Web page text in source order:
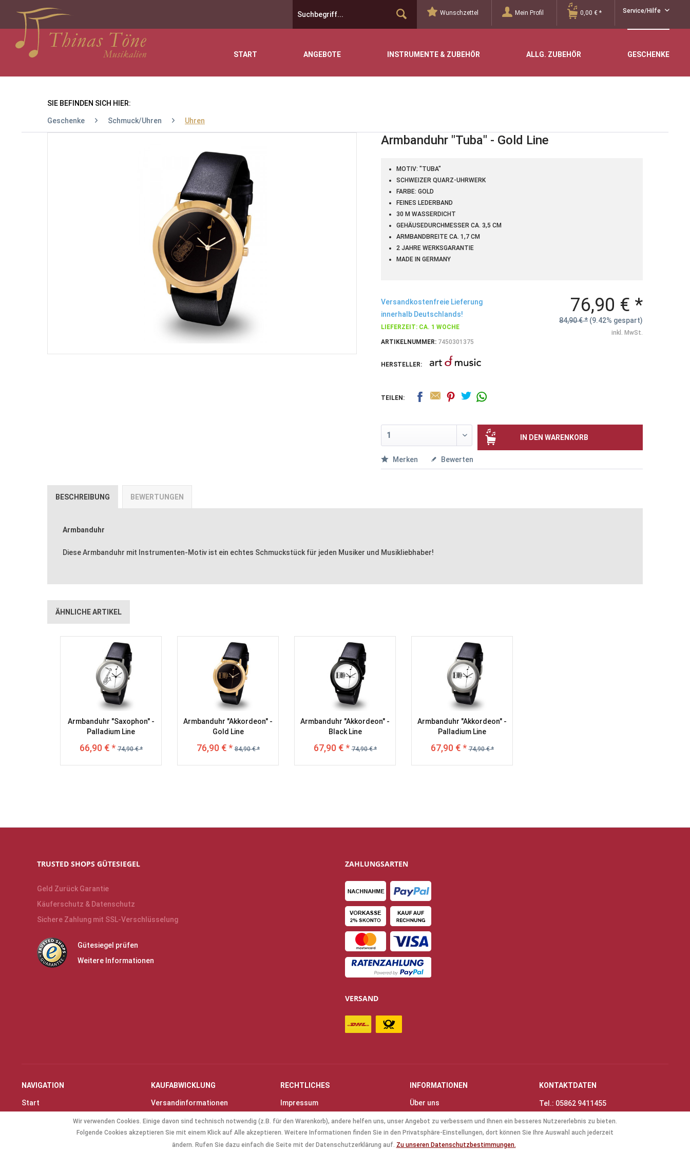
Service/Hilfe
Wunschzettel Mein Profil 0,00 € *
START ANGEBOTE INSTRUMENTE & ZUBEHÖR ALLG. ZUBEHÖR GESCHENKE
SIE BEFINDEN SICH HIER:
Geschenke Schmuck/Uhren Uhren
Armbanduhr "Tuba" - Gold Line
MOTIV: "TUBA"
SCHWEIZER QUARZ-UHRWERK
FARBE: GOLD
FEINES LEDERBAND
30 M WASSERDICHT
GEHÄUSEDURCHMESSER CA. 3,5 CM
ARMBANDBREITE CA. 1,7 CM
2 JAHRE WERKSGARANTIE
MADE IN GERMANY
Versandkostenfreie Lieferung
innerhalb Deutschlands!
LIEFERZEIT: CA. 1 WOCHE
ARTIKELNUMMER: 7450301375
HERSTELLER:
76,90 € *
84,90 € * (9.42% gespart)
inkl. MwSt.
TEILEN:
IN DEN WARENKORB
Merken Bewerten
BESCHREIBUNG BEWERTUNGEN
Armbanduhr
Diese Armbanduhr mit Instrumenten-Motiv ist ein echtes Schmuckstück für jeden Musiker und Musikliebhaber!
ÄHNLICHE ARTIKEL
Armbanduhr "Saxophon" -
Palladium Line
66,90 € * 74,90 € *
Armbanduhr "Akkordeon" -
Gold Line
76,90 € * 84,90 € *
Armbanduhr "Akkordeon" -
Black Line
67,90 € * 74,90 € *
Armbanduhr "Akkordeon" -
Palladium Line
67,90 € * 74,90 € *
TRUSTED SHOPS GÜTESIEGEL
Geld Zurück Garantie
Käuferschutz & Datenschutz
Sichere Zahlung mit SSL-Verschlüsselung
Gütesiegel prüfen
Weitere Informationen
ZAHLUNGSARTEN
VERSAND
NAVIGATION
Start
Instrumente & Zubehör
KAUFABWICKLUNG
Versandinformationen
Zahlungsarten
Widerrufsrecht
RECHTLICHES
Impressum
Allgemeine Geschäftsbedingungen
(AGB)
INFORMATIONEN
Über uns
Kontakt
Anfahrt & Öffnungszeiten
Mollenhauer Blockflöten
KONTAKTDATEN
Tel.: 05862 9411455
info@thinas-toene.de
Wir verwenden Cookies. Einige davon sind technisch notwendig (z.B. für den Warenkorb), andere helfen uns, unser Angebot zu verbessern und Ihnen ein besseres Nutzererlebnis zu bieten.
Folgende Cookies akzeptieren Sie mit einem Klick auf Alle akzeptieren. Weitere Informationen finden Sie in den Privatsphäre-Einstellungen, dort können Sie Ihre Auswahl auch jederzeit
ändern. Rufen Sie dazu einfach die Seite mit der Datenschutzerklärung auf. Zu unseren Datenschutzbestimmungen.